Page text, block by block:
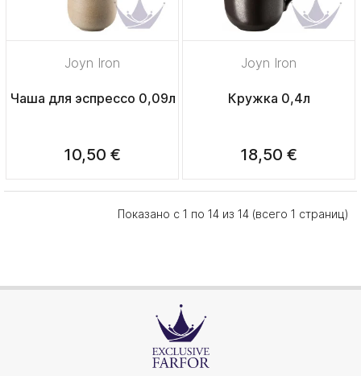
Joyn Iron
Чаша для эспрессо 0,09л
10,50 €
Joyn Iron
Кружка 0,4л
18,50 €
Показано с 1 по 14 из 14 (всего 1 страниц)